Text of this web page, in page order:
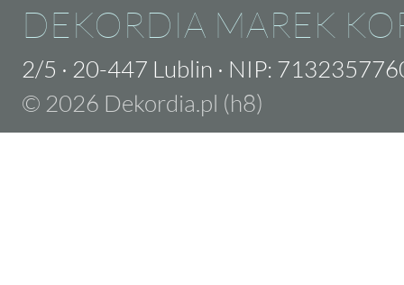
DEKORDIA MAREK
2/5 · 20-447 Lublin · NIP:
© 2026 Dekordia.pl (h8)